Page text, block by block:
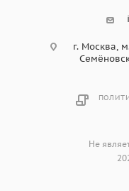
г. Москва,
Не